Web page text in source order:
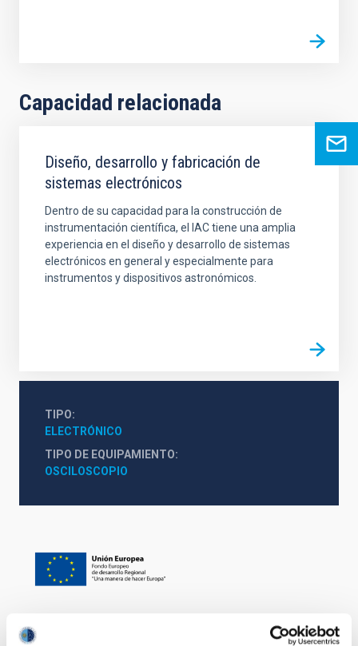
Capacidad relacionada
Diseño, desarrollo y fabricación de
sistemas electrónicos
Dentro de su capacidad para la construcción de
instrumentación científica, el IAC tiene una amplia
experiencia en el diseño y desarrollo de sistemas
electrónicos en general y especialmente para
instrumentos y dispositivos astronómicos.
TIPO
ELECTRÓNICO
TIPO DE EQUIPAMIENTO
OSCILOSCOPIO